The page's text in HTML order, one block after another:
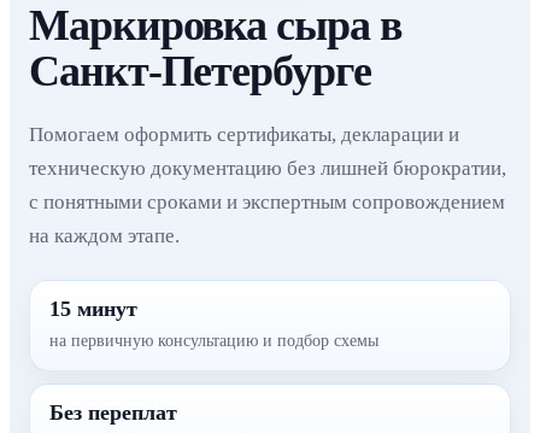
Маркировка сыра в
Санкт-Петербурге
Помогаем оформить сертификаты, декларации и
техническую документацию без лишней бюрократии,
с понятными сроками и экспертным сопровождением
на каждом этапе.
15 минут
на первичную консультацию и подбор схемы
Без переплат